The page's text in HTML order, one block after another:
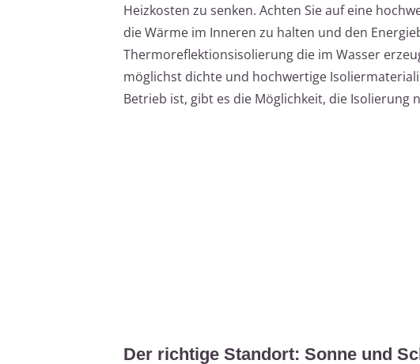
Heizkosten zu senken. Achten Sie auf eine
die Wärme im Inneren zu halten und den
Thermoreflektionsisolierung die im Wasser
möglichst dichte und hochwertige
Betrieb ist, gibt es die Möglichkeit, die Isolierung
Der richtige Standort: Sonne und